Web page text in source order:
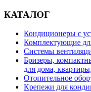
КАТАЛОГ
Кондиционеры с
Комплектующие
Системы
Бризеры,
для дома,
Отопительное
Крепежи для